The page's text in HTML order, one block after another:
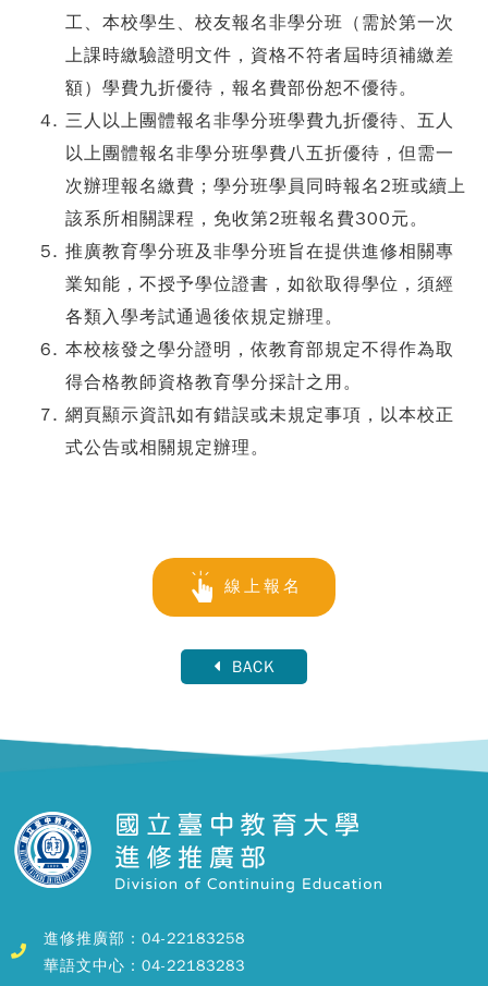
工、本校學生、校友報名非學分班（需於第一次
上課時繳驗證明文件，資格不符者屆時須補繳差
額）學費九折優待，報名費部份恕不優待。
三人以上團體報名非學分班學費九折優待、五人
以上團體報名非學分班學費八五折優待，但需一
次辦理報名繳費；學分班學員同時報名2班或續上
該系所相關課程，免收第2班報名費300元。
推廣教育學分班及非學分班旨在提供進修相關專
業知能，不授予學位證書，如欲取得學位，須經
各類入學考試通過後依規定辦理。
本校核發之學分證明，依教育部規定不得作為取
得合格教師資格教育學分採計之用。
網頁顯示資訊如有錯誤或未規定事項，以本校正
式公告或相關規定辦理。
線上報名
BACK
進修推廣部：04-22183258
華語文中心：04-22183283